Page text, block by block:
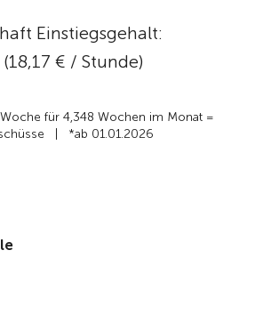
Einstiegsgehalt:
€ / Stunde)
für 4,348 Wochen im Monat =
| *ab 01.01.2026